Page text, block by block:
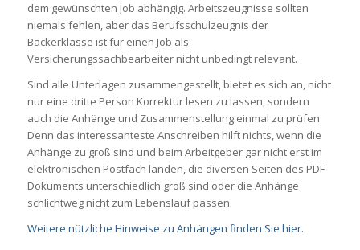
dem gewünschten Job abhängig. Arbeitszeugnisse sollten
niemals fehlen, aber das Berufsschulzeugnis der
Bäckerklasse ist für einen Job als
Versicherungssachbearbeiter nicht unbedingt relevant.
Sind alle Unterlagen zusammengestellt, bietet es sich an, nicht
nur eine dritte Person Korrektur lesen zu lassen, sondern
auch die Anhänge und Zusammenstellung einmal zu prüfen.
Denn das interessanteste Anschreiben hilft nichts, wenn die
Anhänge zu groß sind und beim Arbeitgeber gar nicht erst im
elektronischen Postfach landen, die diversen Seiten des PDF-
Dokuments unterschiedlich groß sind oder die Anhänge
schlichtweg nicht zum Lebenslauf passen.
Weitere nützliche Hinweise zu Anhängen finden Sie hier.